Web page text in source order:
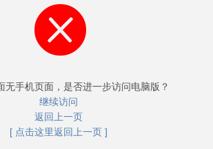
无手机页面，是否进一步访问电脑版？
继续访问
返回上一页
[ 点击这里返回上一页 ]